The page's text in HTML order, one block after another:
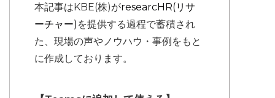
本記事はKBE(株)がresearcHR(リサ
ーチャー) を提供する過程で蓄積され
た、現場の声やノウハウ・事例をもと
に作成しております。